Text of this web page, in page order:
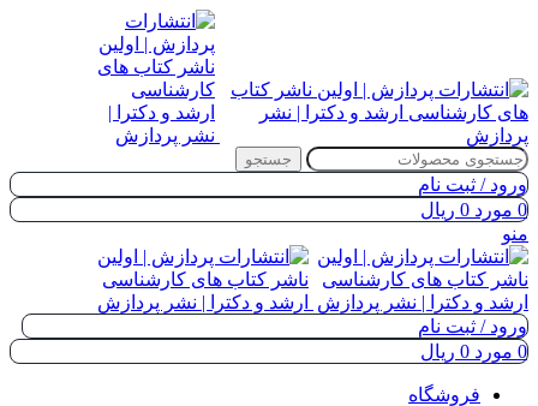
جستجو
ورود / ثبت نام
0 مورد 0 ریال
منو
ورود / ثبت نام
0 مورد 0 ریال
فروشگاه